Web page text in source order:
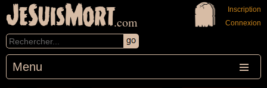
JeSuisMort.com
Menu
Inscription
Connexion